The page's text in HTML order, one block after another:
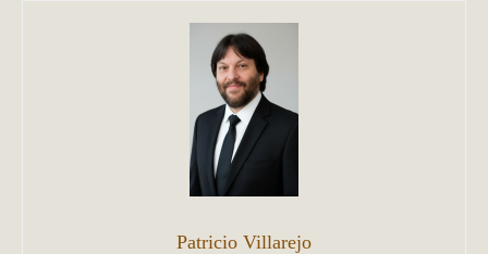
Patricio Villarejo